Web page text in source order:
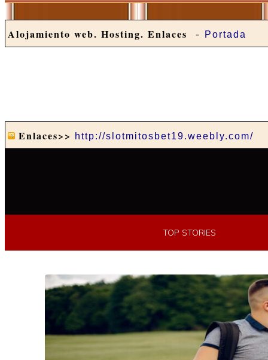
Alojamiento web. Hosting. Enlaces - Portada
Enlaces>> http://slotmitosbet19.weebly.com/